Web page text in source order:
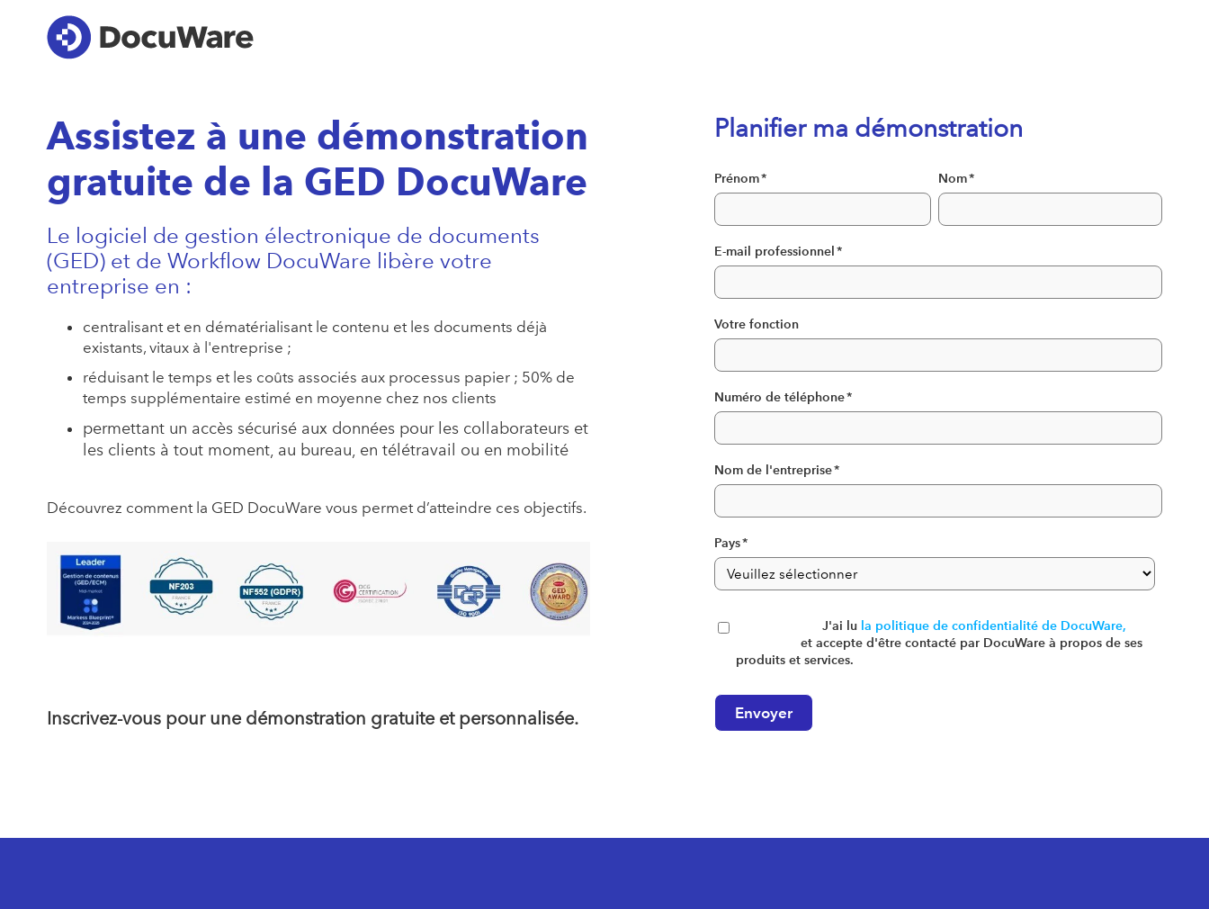
Assistez à une démonstration
gratuite de la GED DocuWare
Le logiciel de gestion électronique de documents
(GED) et de Workflow DocuWare libère votre
entreprise en :
centralisant et en dématérialisant le contenu et les documents déjà
existants, vitaux à l'entreprise ;
réduisant le temps et les coûts associés aux processus papier ; 50% de
temps supplémentaire estimé en moyenne chez nos clients
permettant un accès sécurisé aux données pour les collaborateurs et
les clients à tout moment, au bureau, en télétravail ou en mobilité
Découvrez comment la GED DocuWare vous permet d’atteindre ces objectifs.
Inscrivez-vous pour une démonstration gratuite et personnalisée.
Planifier ma démonstration
Prénom* Nom*
E-mail professionnel *
Votre fonction
Numéro de téléphone*
Nom de l'entreprise*
Pays*
J'ai lu la politique de confidentialité de DocuWare,
et accepte d'être contacté par DocuWare à propos de ses
produits et services.